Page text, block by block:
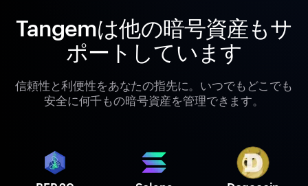
Tangemは他の暗号資産もサ
ポートしています
信頼性と利便性をあなたの指先に。いつでもどこでも
安全に何千もの暗号資産を管理できます。